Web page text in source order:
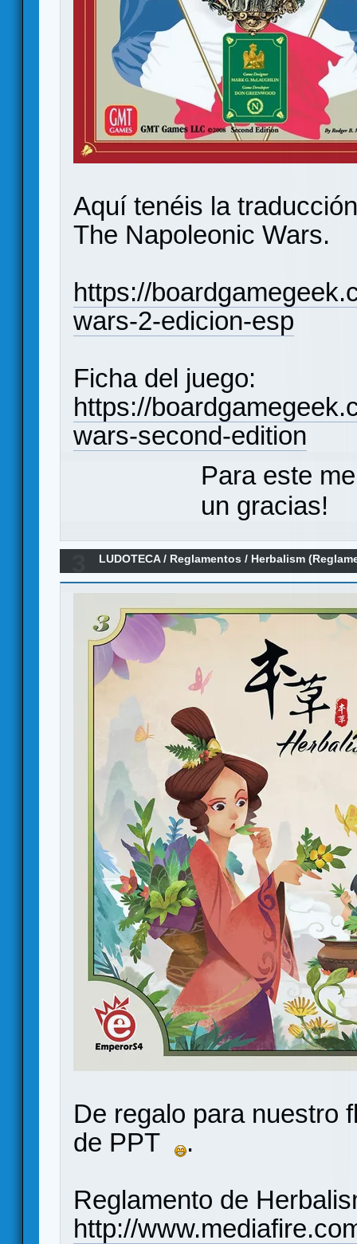
Aquí tenéis la
The Napoleonic Wars.
https://
wars-2-edicion-esp
Ficha del juego:
https://
wars-second-edition
Para este
un gracias!
LUDOTECA/ Reglamentos / Herbalism
De regalo para nuestro
de PPT
.
Reglamento de
http://